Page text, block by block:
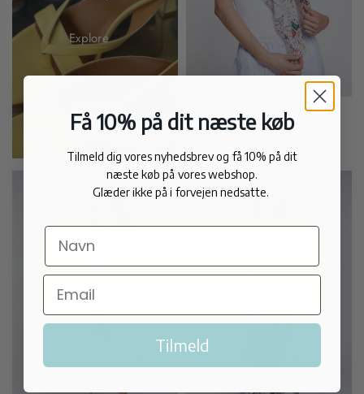
Explore
FALIERO SARTI
New travel
1.999,00 kr
Få 10% på dit næste køb
Tilmeld dig vores nyhedsbrev og få 10% på dit
næste køb på vores webshop.
Glæder ikke på i forvejen nedsatte.
Tilmeld